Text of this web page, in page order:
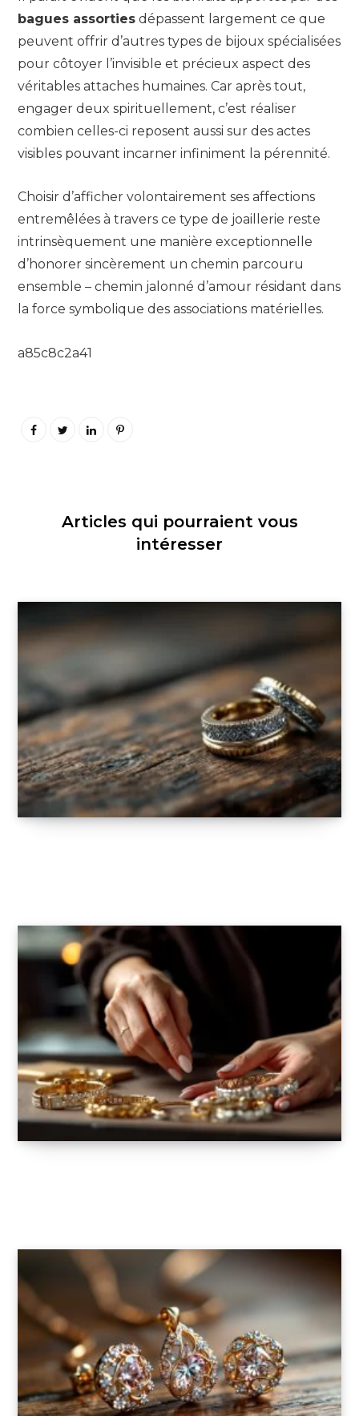
bagues assorties dépassent largement ce que
peuvent offrir d’autres types de bijoux spécialisées
pour côtoyer l’invisible et précieux aspect des
véritables attaches humaines. Car après tout,
engager deux spirituellement, c’est réaliser
combien celles-ci reposent aussi sur des actes
visibles pouvant incarner infiniment la pérennité.
Choisir d’afficher volontairement ses affections
entremêlées à travers ce type de joaillerie reste
intrinsèquement une manière exceptionnelle
d’honorer sincèrement un chemin parcouru
ensemble – chemin jalonné d’amour résidant dans
la force symbolique des associations matérielles.
a85c8c2a41
Articles qui pourraient vous
intéresser